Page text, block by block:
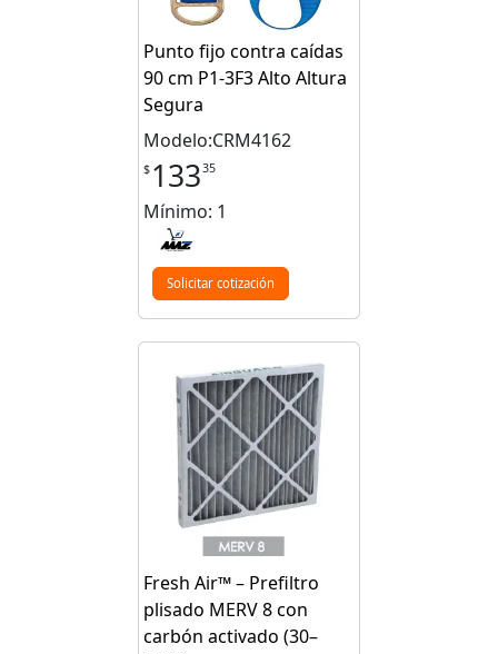
Punto fijo contra caídas
90 cm P1-3F3 Alto Altura
Segura
Modelo:CRM4162
$ 13335
Mínimo: 1
Solicitar cotización
Fresh Air™ – Prefiltro
plisado MERV 8 con
carbón activado (30–